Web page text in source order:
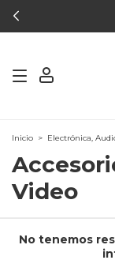
Inicio > Electrónica,
Video
No tenemos